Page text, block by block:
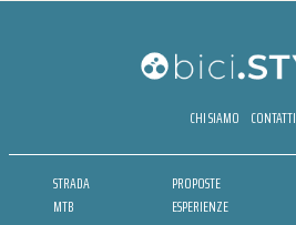
CHI SIAMO CONTATTI
STRADA
MTB
PROPOSTE
ESPERIENZE